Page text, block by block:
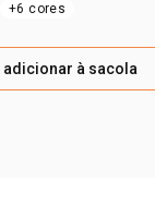
+6 cores
adicionar à sacola